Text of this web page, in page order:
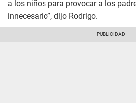
a los niños para provocar a los
innecesario”, dijo Rodrigo.